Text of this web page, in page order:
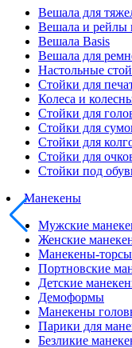
Вешала для
Вешала и рейлы
Вешала Basis
Вешала для
Настольные
Стойки для
Колеса и
Стойки для
Стойки для
Стойки для
Стойки для
Стойки под
Манекены
Мужские
Женские
Манекены-торсы
Портновские
Детские
Демоформы
Манекены
Парики для
Безликие